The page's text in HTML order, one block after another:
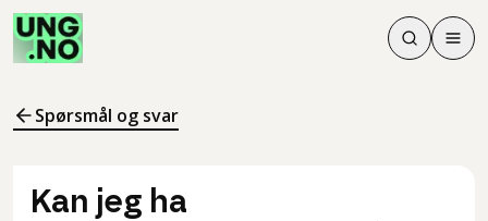
Søk
Søk
Meny
Spørsmål og svar
Kan jeg ha